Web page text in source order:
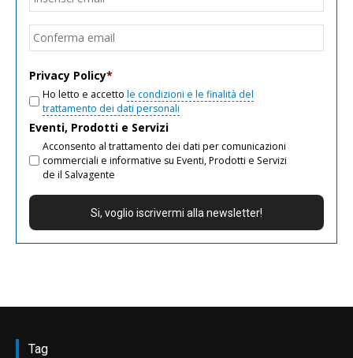
Privacy Policy*
Ho letto e accetto le condizioni e le finalità del
trattamento dei dati personali
Eventi, Prodotti e Servizi
Acconsento al trattamento dei dati per comunicazioni
commerciali e informative su Eventi, Prodotti e Servizi
de il Salvagente
Tag